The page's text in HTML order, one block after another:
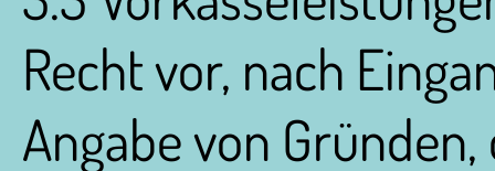
Recht vor, nach
Angabe von